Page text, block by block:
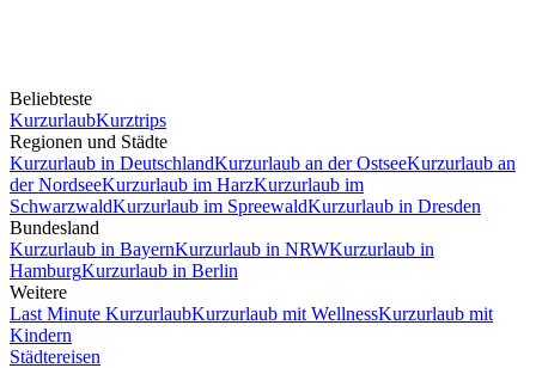
Beliebteste
KurzurlaubKurztrips
Regionen und Städte
Kurzurlaub in DeutschlandKurzurlaub an der OstseeKurzurlaub an
der NordseeKurzurlaub im HarzKurzurlaub im
SchwarzwaldKurzurlaub im SpreewaldKurzurlaub in Dresden
Bundesland
Kurzurlaub in BayernKurzurlaub in NRWKurzurlaub in
HamburgKurzurlaub in Berlin
Weitere
Last Minute KurzurlaubKurzurlaub mit WellnessKurzurlaub mit
Kindern
Städtereisen